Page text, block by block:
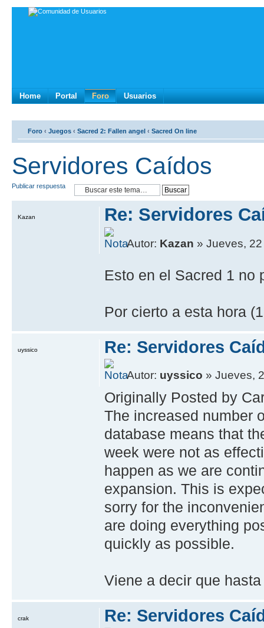
Home Portal Foro Usuarios
Foro ‹ Juegos ‹ Sacred 2: Fallen angel ‹ Sacred On line
Servidores Caídos
Publicar respuesta
Re: Servidores
Autor: Kazan » Jueves,
Esto en el Sacred 1 no
Por cierto a esta hora
Kazan
Re: Servidores
Autor: uyssico » Jueves,
Originally Posted by
The increased number
database means that
week were not as
happen as we are
expansion. This is
sorry for the
are doing everything
quickly as possible.
Viene a decir que
uyssico
Re: Servidores
crak